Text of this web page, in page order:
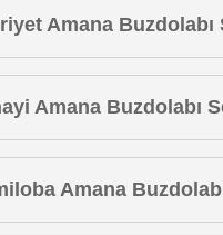
Amana Buzdolabı
Amana Buzdolabı
Amana